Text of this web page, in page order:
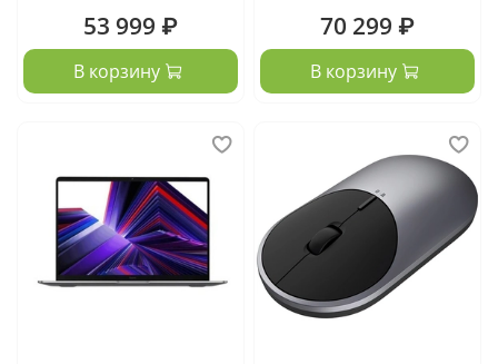
53 999 ₽
В корзину
70 299 ₽
В корзину